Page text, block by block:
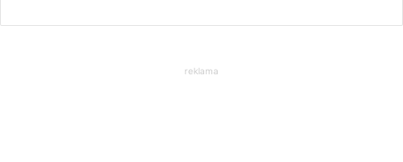
reklama